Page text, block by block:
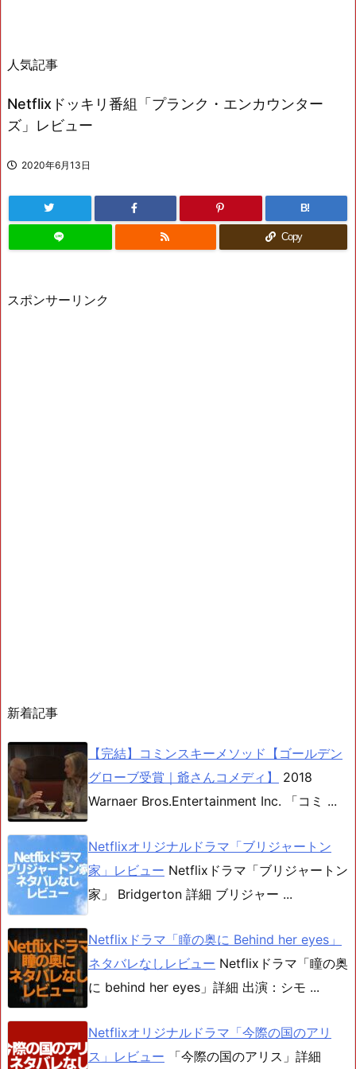
人気記事
Netflixドッキリ番組「プランク・エンカウンター
ズ」レビュー
2020年6月13日
B!
Copy
スポンサーリンク
新着記事
【完結】コミンスキーメソッド【ゴールデン
グローブ受賞｜爺さんコメディ】
2018
Warnaer Bros.Entertainment Inc. 「コミ ...
Netflixオリジナルドラマ「ブリジャートン
家」レビュー Netflixドラマ「ブリジャートン
家」 Bridgerton 詳細 ブリジャー ...
Netflixドラマ「瞳の奥に Behind her eyes」
ネタバレなしレビュー Netflixドラマ「瞳の奥
に behind her eyes」詳細 出演：シモ ...
Netflixオリジナルドラマ「今際の国のアリ
ス」レビュー
「今際の国のアリス」詳細